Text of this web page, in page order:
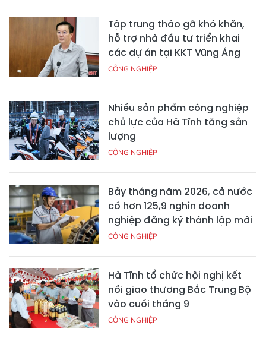
Tập trung tháo gỡ khó khăn,
hỗ trợ nhà đầu tư triển khai
các dự án tại KKT Vũng Áng
CÔNG NGHIỆP
Nhiều sản phẩm công nghiệp
chủ lực của Hà Tĩnh tăng sản
lượng
CÔNG NGHIỆP
Bảy tháng năm 2026, cả nước
có hơn 125,9 nghìn doanh
nghiệp đăng ký thành lập mới
CÔNG NGHIỆP
Hà Tĩnh tổ chức hội nghị kết
nối giao thương Bắc Trung Bộ
vào cuối tháng 9
CÔNG NGHIỆP